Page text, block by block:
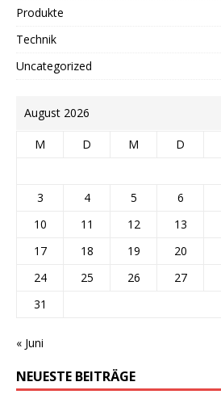
Produkte
Technik
Uncategorized
August 2026
M D M D
3
4 5 6
10
11 12 13
17
18 19 20
24
25 26 27
31
« Juni
NEUESTE BEITRÄGE